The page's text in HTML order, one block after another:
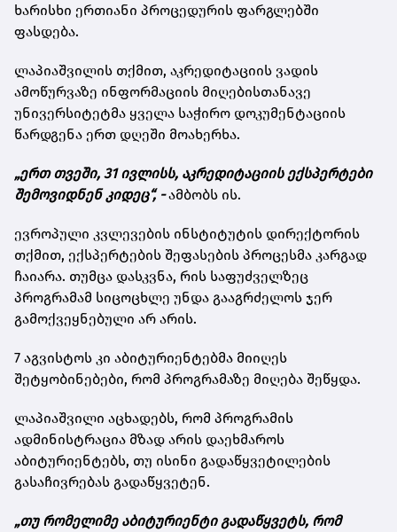
ხარისხი ერთიანი პროცედურის ფარგლებში
ფასდება.
ლაპიაშვილის თქმით, აკრედიტაციის ვადის
ამოწურვაზე ინფორმაციის მიღებისთანავე
უნივერსიტეტმა ყველა საჭირო დოკუმენტაციის
წარდგენა ერთ დღეში მოახერხა.
„ერთ თვეში, 31 ივლისს, აკრედიტაციის ექსპერტები
შემოვიდნენ კიდეც“, - ამბობს ის.
ევროპული კვლევების ინსტიტუტის დირექტორის
თქმით, ექსპერტების შეფასების პროცესმა კარგად
ჩაიარა. თუმცა დასკვნა, რის საფუძველზეც
პროგრამამ სიცოცხლე უნდა გააგრძელოს ჯერ
გამოქვეყნებული არ არის.
7 აგვისტოს კი აბიტურიენტებმა მიიღეს
შეტყობინებები, რომ პროგრამაზე მიღება შეწყდა.
ლაპიაშვილი აცხადებს, რომ პროგრამის
ადმინისტრაცია მზად არის დაეხმაროს
აბიტურიენტებს, თუ ისინი გადაწყვეტილების
გასაჩივრებას გადაწყვეტენ.
„თუ რომელიმე აბიტურიენტი გადაწყვეტს, რომ